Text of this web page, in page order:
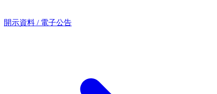
開示資料 / 電子公告